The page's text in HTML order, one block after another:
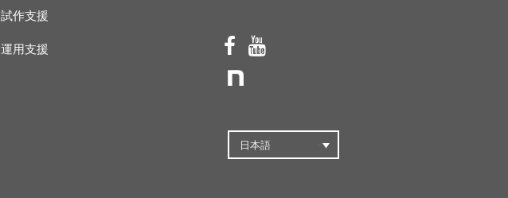
試作支援
運用支援
日本語